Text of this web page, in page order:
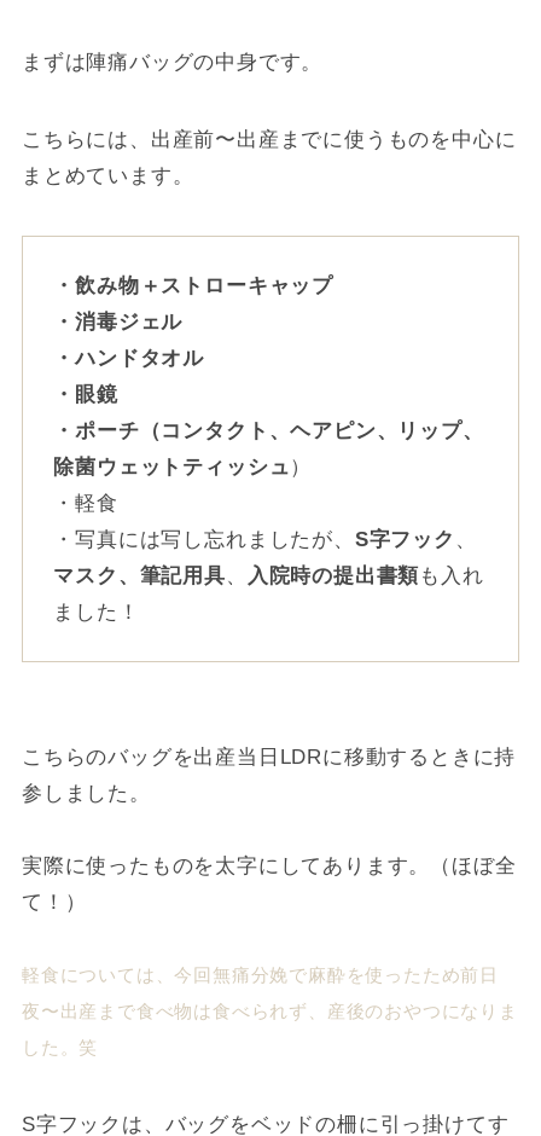
まずは陣痛バッグの中身です。
こちらには、出産前〜出産までに使うものを中心に
まとめています。
・飲み物＋ストローキャップ
・消毒ジェル
・ハンドタオル
・眼鏡
・ポーチ（コンタクト、ヘアピン、リップ、
除菌ウェットティッシュ ）
・軽食
・写真には写し忘れましたが、 S字フック 、
マスク、筆記用具、 入院時の提出書類も入れ
ました！
こちらのバッグを出産当日LDRに移動するときに持
参しました。
実際に使ったものを太字にしてあります。（ほぼ全
て！）
軽食については、今回無痛分娩で麻酔を使ったため前日
夜〜出産まで食べ物は食べられず、産後のおやつになりま
した。笑
S字フックは、バッグをベッドの柵に引っ掛けてす